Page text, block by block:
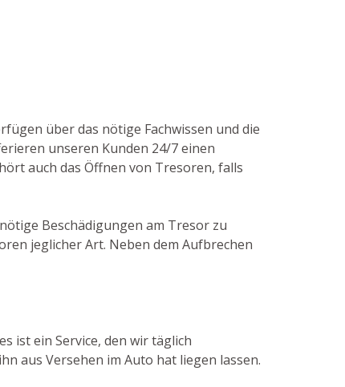
über das nötige Fachwissen und die
unseren Kunden 24/7 einen
auch das Öffnen von Tresoren, falls
Beschädigungen am Tresor zu
jeglicher Art. Neben dem Aufbrechen
ist ein Service, den wir täglich
aus Versehen im Auto hat liegen lassen.